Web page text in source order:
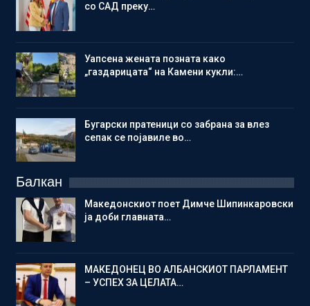
со САД преку…
Уапсена жената позната како
„газдарицата“ на Камени кукли:…
Бугарски пратеници со забрана за влез
сепак се појавиле во…
Балкан
Македонскиот поет Димче Шипинкаровски
ја доби главната…
МАКЕДОНЕЦ ВО АЛБАНСКИОТ ПАРЛАМЕНТ
– УСПЕХ ЗА ЦЕЛАТА…